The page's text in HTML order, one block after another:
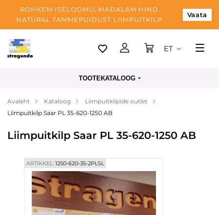
ROHKEM ISELOOMU, MADALAM HIND.
NATURAL TAMMEPUIDUST LIIMPUITKILP.
Vaata
Tallinn
Makse
Blogi
Kontaktid
ET
TOOTEKATALOOG
Avaleht Kataloog
Liimpuitkilpide outlet
Liimpuitkilp Saar PL 35-620-1250 AB
Liimpuitkilp Saar PL 35-620-1250 AB
ARTIKKEL:1250-620-35-2PLSL